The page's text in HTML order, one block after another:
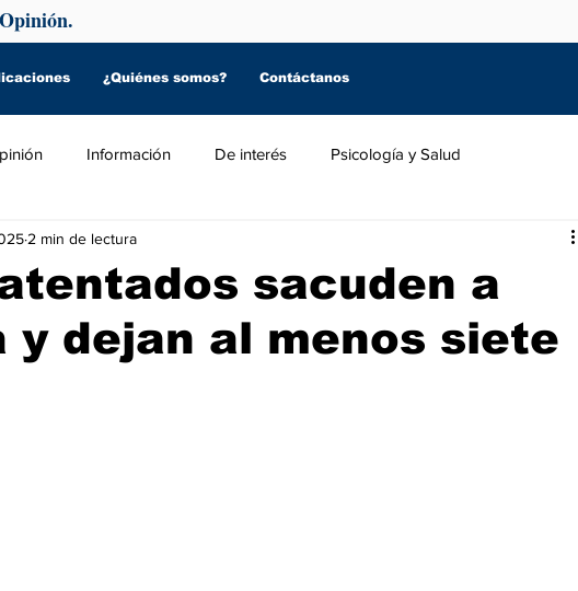
¿Quiénes somos? Contáctanos
Información De interés Psicología y Salud
sacuden a
y dejan al menos siete
2 min de lectura